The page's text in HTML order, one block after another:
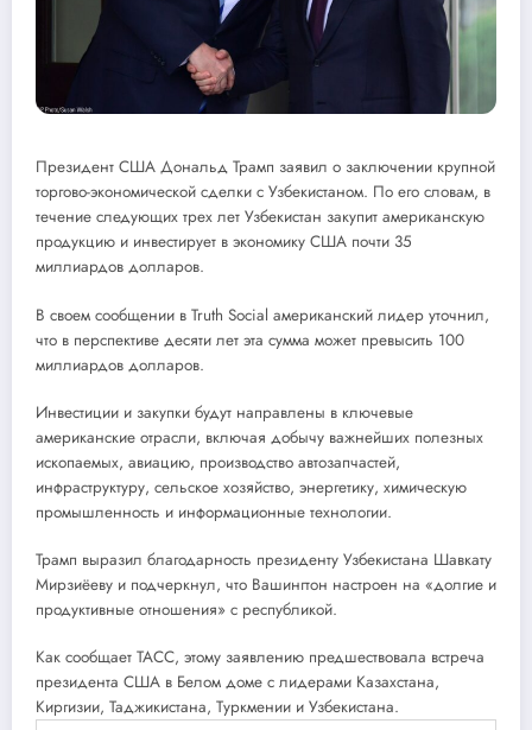
Президент США Дональд Трамп заявил о заключении крупной
торгово-экономической сделки с Узбекистаном. По его словам, в
течение следующих трех лет Узбекистан закупит американскую
продукцию и инвестирует в экономику США почти 35
миллиардов долларов.
В своем сообщении в Truth Social американский лидер уточнил,
что в перспективе десяти лет эта сумма может превысить 100
миллиардов долларов.
Инвестиции и закупки будут направлены в ключевые
американские отрасли, включая добычу важнейших полезных
ископаемых, авиацию, производство автозапчастей,
инфраструктуру, сельское хозяйство, энергетику, химическую
промышленность и информационные технологии.
Трамп выразил благодарность президенту Узбекистана Шавкату
Мирзиёеву и подчеркнул, что Вашингтон настроен на «долгие и
продуктивные отношения» с республикой.
Как сообщает ТАСС, этому заявлению предшествовала встреча
президента США в Белом доме с лидерами Казахстана,
Киргизии, Таджикистана, Туркмении и Узбекистана.